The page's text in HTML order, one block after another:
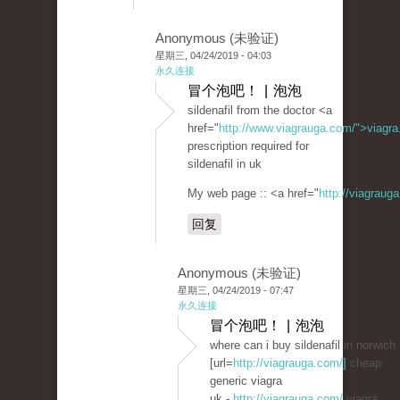
Anonymous (未验证)
星期三, 04/24/2019 - 04:03
永久连接
冒个泡吧！ | 泡泡
sildenafil from the doctor <a
href=" http://www.viagrauga.com/
prescription required for
sildenafil in uk
My web page :: <a href=" http://
回复
Anonymous (未验证)
星期三, 04/24/2019 - 07:47
永久连接
冒个泡吧！ | 泡泡
where can i buy sildenafil in norwich
[url= http://viagrauga.com/] cheap
generic viagra